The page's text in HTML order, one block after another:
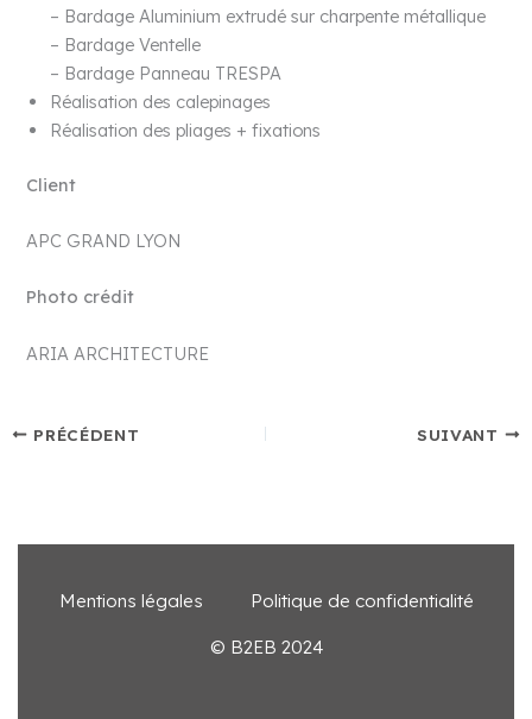
– Bardage Aluminium extrudé sur charpente métallique
– Bardage Ventelle
– Bardage Panneau TRESPA
Réalisation des calepinages
Réalisation des pliages + fixations
Client
APC GRAND LYON
Photo crédit
ARIA ARCHITECTURE
PRÉCÉDENT SUIVANT
Mentions légales Politique de confidentialité
© B2EB 2024